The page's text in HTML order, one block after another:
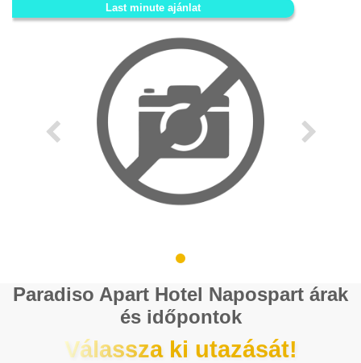
Last minute ajánlat
Paradiso Apart Hotel Napospart árak
és időpontok
Válassza ki utazását!